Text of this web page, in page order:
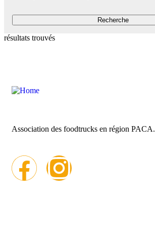
résultats trouvés
Association des foodtrucks en région PACA.